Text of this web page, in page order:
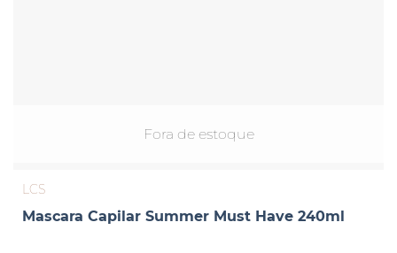
Fora de estoque
LCS
Mascara Capilar Summer Must Have 240ml